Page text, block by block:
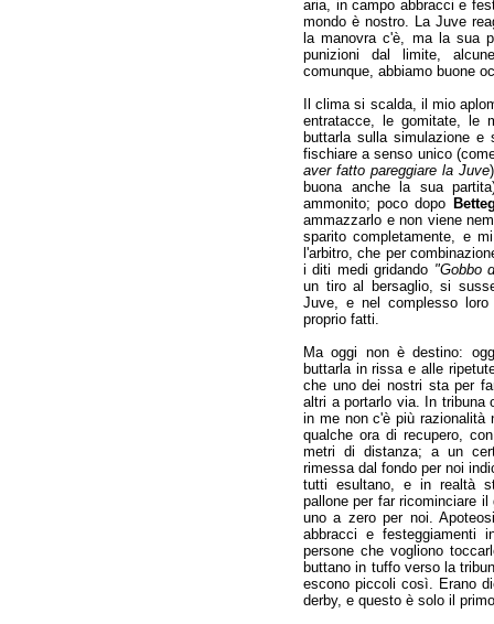
aria, in campo abbracci e
mondo è nostro. La Juve
la manovra c'è, ma la sua
punizioni dal limite,
comunque, abbiamo buone
Il clima si scalda, il mio
entratacce, le gomitate, le
buttarla sulla simulazione
fischiare a senso unico
aver fatto pareggiare la Juve
buona anche la sua
ammonito; poco dopo
ammazzarlo e non viene
sparito completamente, e
l'arbitro, che per
i diti medi gridando "Gobbo
un tiro al bersaglio, si
Juve, e nel complesso
proprio fatti.
Ma oggi non è destino:
buttarla in rissa e alle
che uno dei nostri sta per
altri a portarlo via. In tribuna
in me non c'è più razionalità
qualche ora di recupero,
metri di distanza; a un
rimessa dal fondo per noi
tutti esultano, e in realtà
pallone per far ricominciare
uno a zero per noi.
abbracci e festeggiamenti
persone che vogliono
buttano in tuffo verso la
escono piccoli così. Erano
derby, e questo è solo il